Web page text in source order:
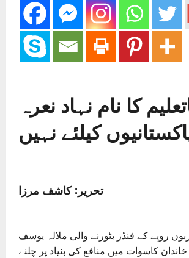
کا نام نہاد نعرہ
تحریر: کاشف مرزا
روپے کے فنڈز بٹورنے والی ملالہ یوسف
کاسوات میں منافع کی بنیاد پر چلنے